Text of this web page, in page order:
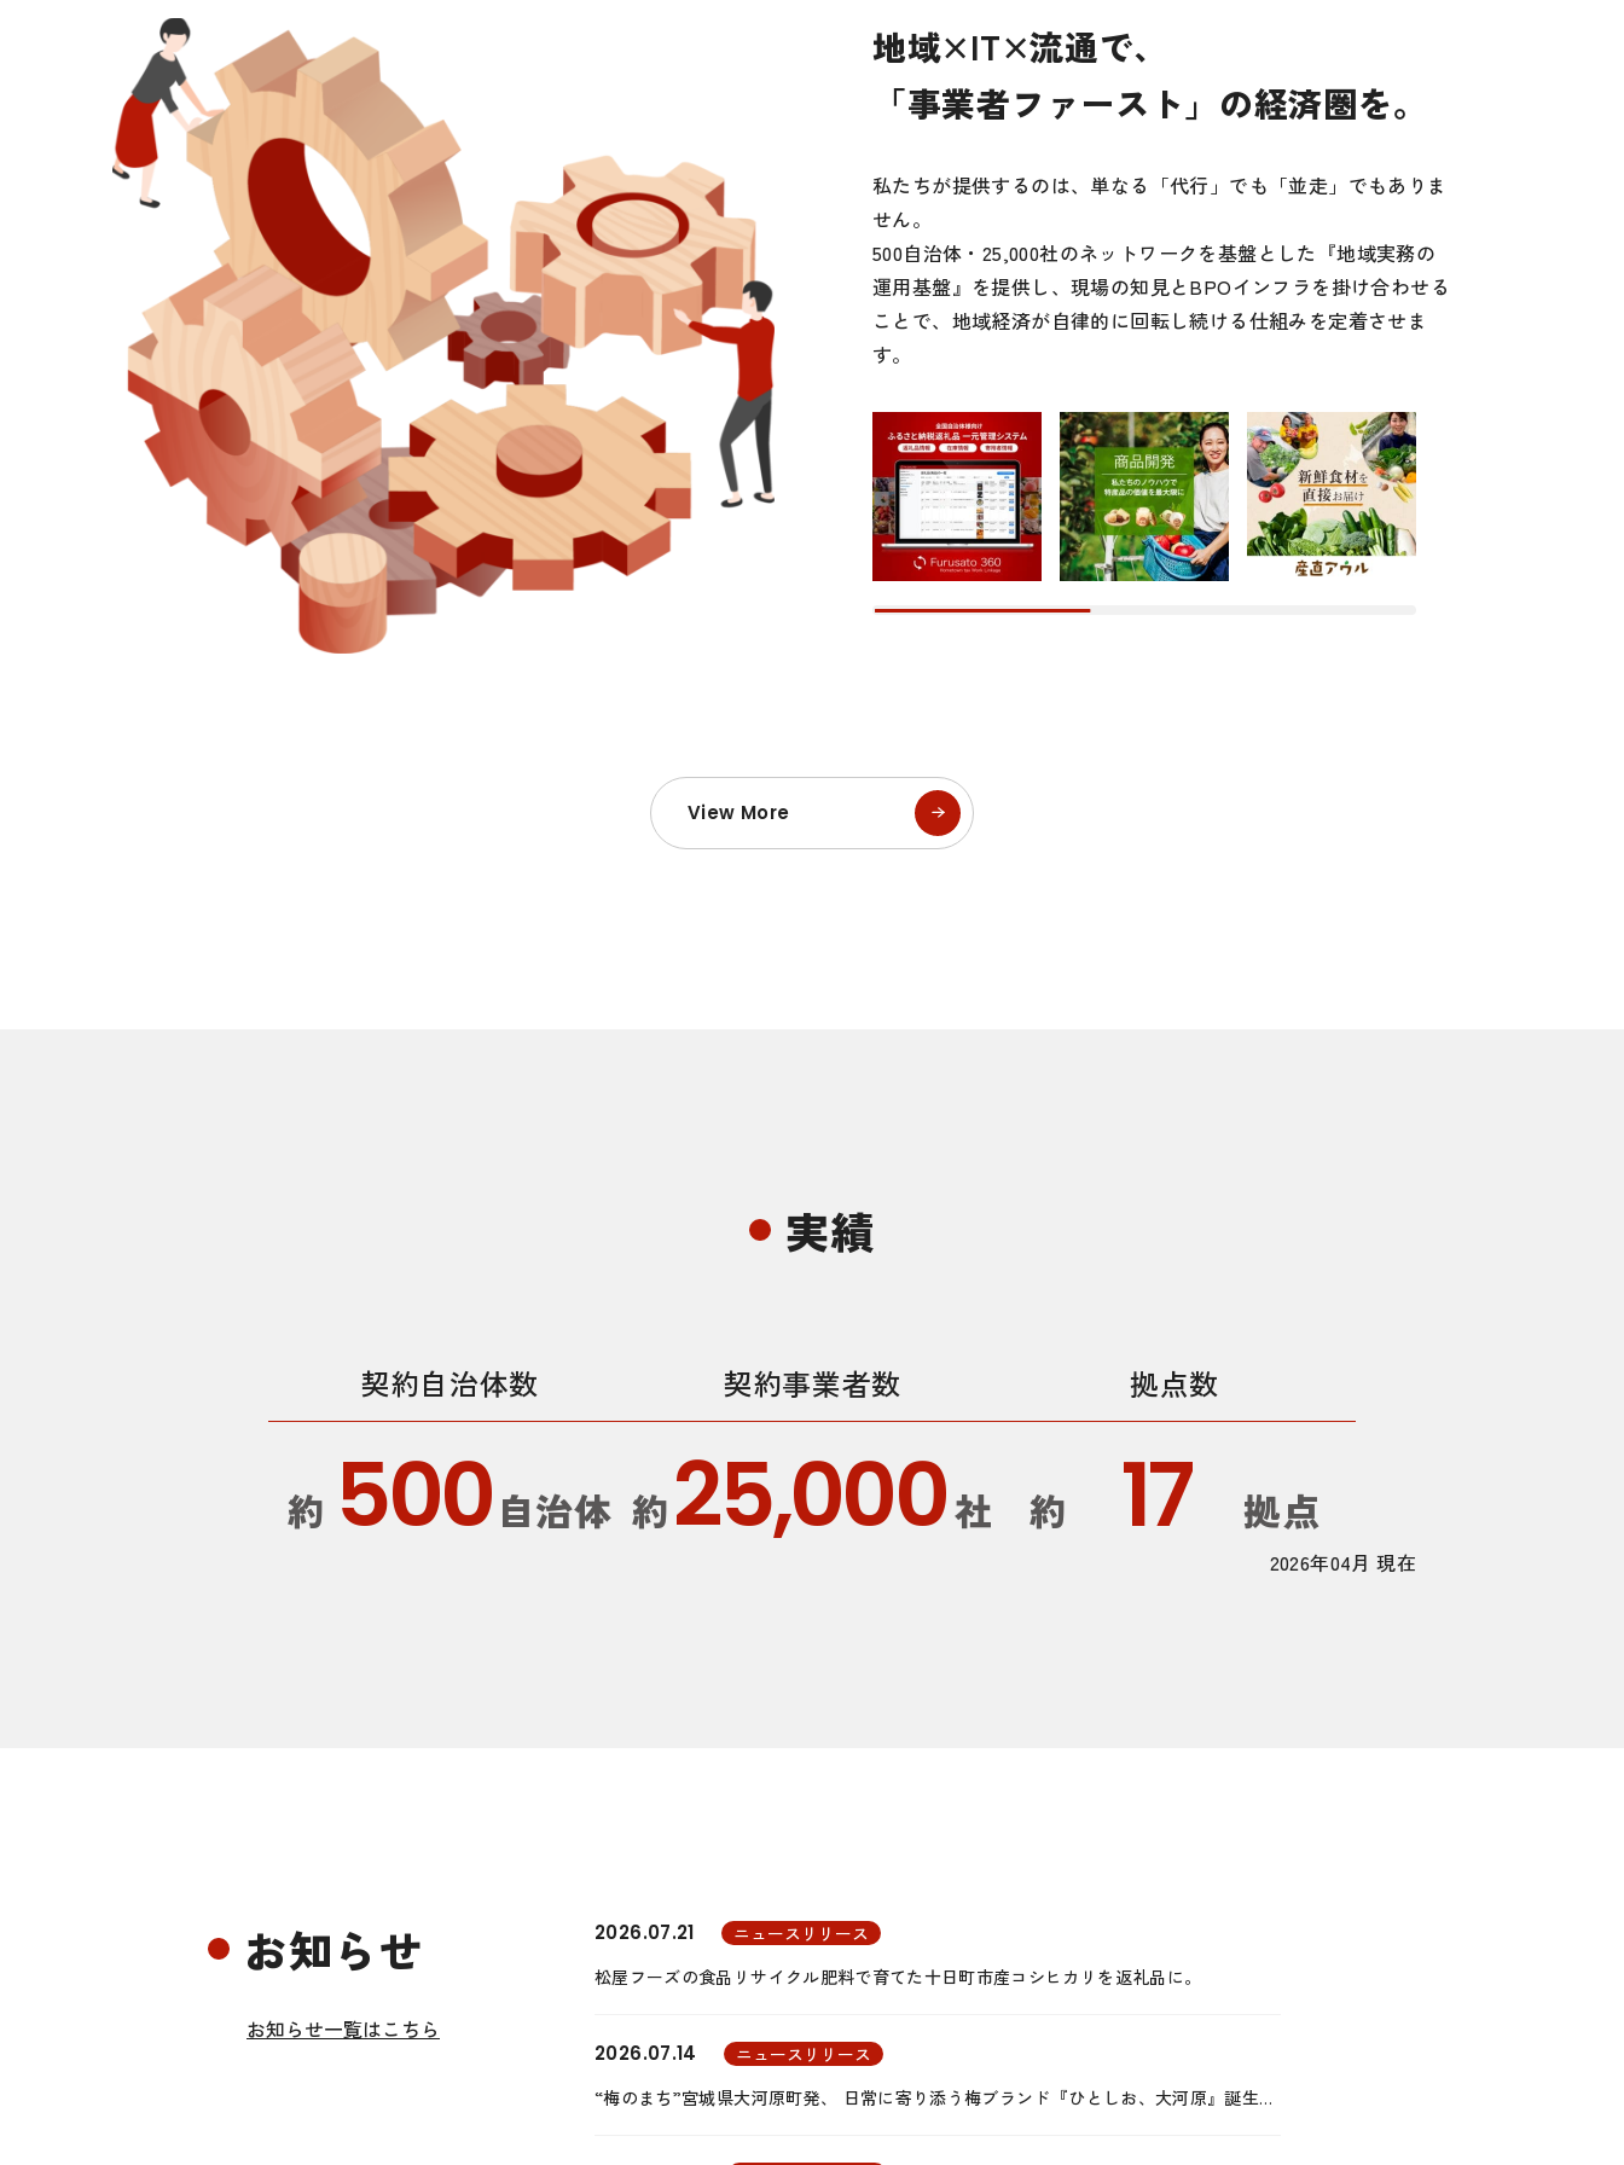
地域×IT×流通で、
「事業者ファースト」の経済圏を。
私たちが提供するのは、単なる「代行」でも「並走」でもありま
せん。
500自治体・25,000社のネットワークを基盤とした『地域実務の
運用基盤』を提供し、現場の知見とBPOインフラを掛け合わせる
ことで、地域経済が自律的に回転し続ける仕組みを定着させま
す。
View More
実績
契約自治体数
約 500 自治体
契約事業者数
約25,000社
拠点数
約 17 拠点
2026年04月 現在
お知らせ
お知らせ一覧はこちら
2026.07.21
ニュースリリース
松屋フーズの食品リサイクル肥料で育てた十日町市産コシヒカリを返礼品に。
2026.07.14
ニュースリリース
“梅のまち”宮城県大河原町発、 日常に寄り添う梅ブランド『ひとしお、大河原』誕生…